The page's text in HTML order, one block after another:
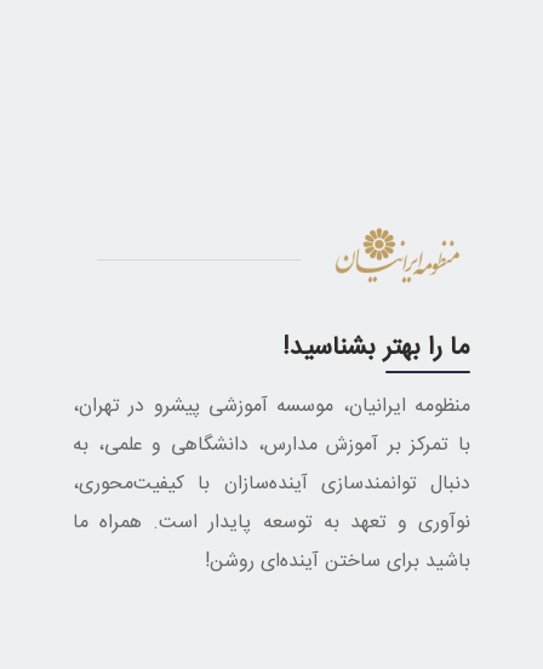
ما را بهتر بشناسید!
منظومه ایرانیان، موسسه آموزشی پیشرو در تهران،
با تمرکز بر آموزش مدارس، دانشگاهی و علمی، به
دنبال توانمندسازی آینده‌سازان با کیفیت‌محوری،
نوآوری و تعهد به توسعه پایدار است. همراه ما
باشید برای ساختن آینده‌ای روشن!